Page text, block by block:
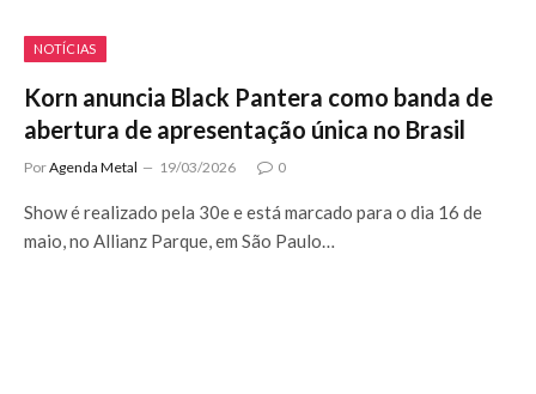
NOTÍCIAS
Korn anuncia Black Pantera como banda de
abertura de apresentação única no Brasil
PorAgenda Metal 19/03/2026 0
Show é realizado pela 30e e está marcado para o dia 16 de
maio, no Allianz Parque, em São Paulo…